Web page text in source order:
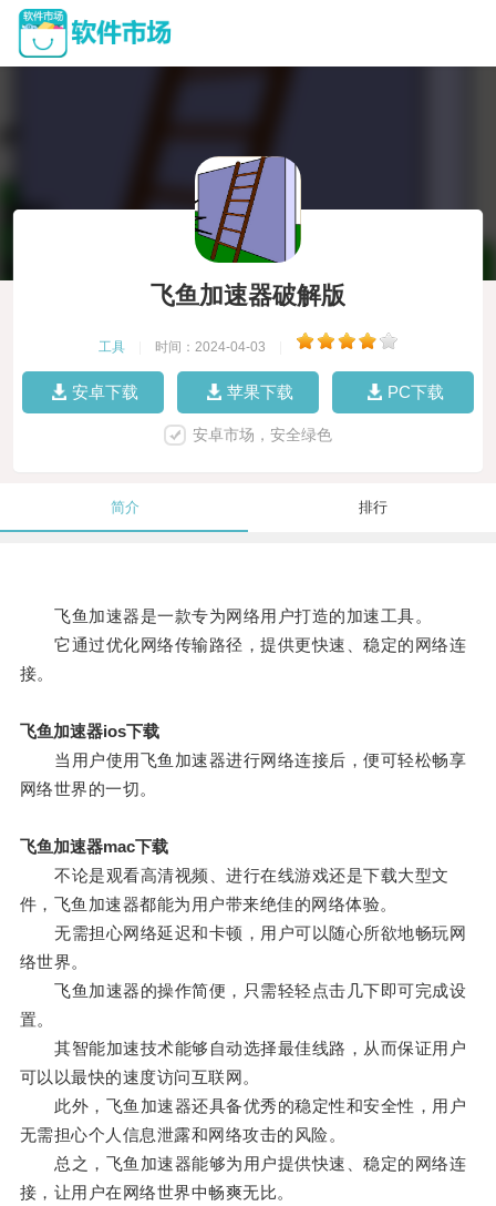
飞鱼加速器破解版
工具 时间：2024-04-03
安卓下载 苹果下载 PC下载
安卓市场，安全绿色
简介 排行
飞鱼加速器是一款专为网络用户打造的加速工具。
它通过优化网络传输路径，提供更快速、稳定的网络连
接。
飞鱼加速器ios下载
当用户使用飞鱼加速器进行网络连接后，便可轻松畅享
网络世界的一切。
飞鱼加速器mac下载
不论是观看高清视频、进行在线游戏还是下载大型文
件，飞鱼加速器都能为用户带来绝佳的网络体验。
无需担心网络延迟和卡顿，用户可以随心所欲地畅玩网
络世界。
飞鱼加速器的操作简便，只需轻轻点击几下即可完成设
置。
其智能加速技术能够自动选择最佳线路，从而保证用户
可以以最快的速度访问互联网。
此外，飞鱼加速器还具备优秀的稳定性和安全性，用户
无需担心个人信息泄露和网络攻击的风险。
总之，飞鱼加速器能够为用户提供快速、稳定的网络连
接，让用户在网络世界中畅爽无比。